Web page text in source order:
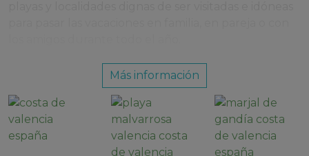
Costa Azahary la Costa Blanca, el
paisaje naranja valenciano pone a tu disposición
localidades como
Bellreguard Gandía y por
supuesto la ciudad de Valencia
. La ubicación de
cada una de ellas viene a ser perfecta ya que la
cercanía permite la visita de cada una de ellas en
Más información